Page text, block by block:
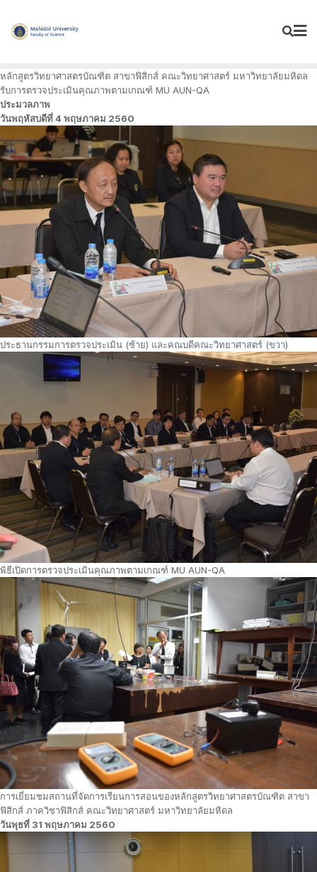
content
หลักสูตรวิทยาศาสตรบัณฑิต สาขาฟิสิกส์ คณะวิทยาศาสตร์ มหาวิทยาลัยมหิดล
รับการตรวจประเมินคุณภาพตามเกณฑ์ MU AUN-QA
ประมวลภาพ
วันพฤหัสบดีที่ 4 พฤษภาคม 2560
ประธานกรรมการตรวจประเมิน (ซ้าย) และคณบดีคณะวิทยาศาสตร์ (ขวา)
พิธีเปิดการตรวจประเมินคุณภาพตามเกณฑ์ MU AUN-QA
การเยี่ยมชมสถานที่จัดการเรียนการสอนของหลักสูตรวิทยาศาสตรบัณฑิต สาขา
ฟิสิกส์ ภาควิชาฟิสิกส์ คณะวิทยาศาสตร์ มหาวิทยาลัยมหิดล
วันพุธที่ 31 พฤษภาคม 2560